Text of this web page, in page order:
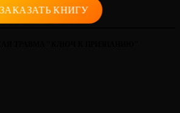
ЗАКАЗАТЬ КНИГУ